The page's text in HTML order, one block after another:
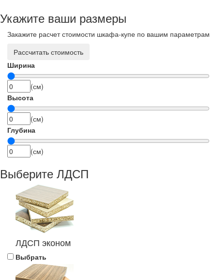
Укажите ваши размеры
Закажите расчет стоимости шкафа-купе по вашим параметрам
Рассчитать стоимость
Ширина
(см)
Высота
(см)
Глубина
(см)
Выберите ЛДСП
ЛДСП эконом
Выбрать